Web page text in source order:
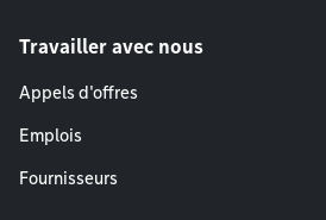
Travailler avec nous
Appels d'offres
Emplois
Fournisseurs